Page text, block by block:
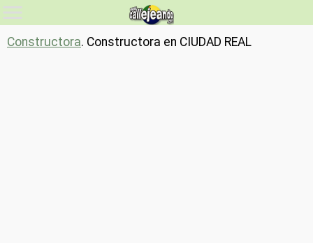
Constructora. Constructora en CIUDAD REAL